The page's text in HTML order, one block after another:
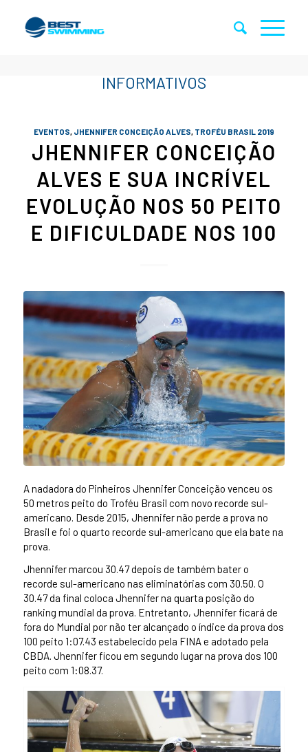
EVENTOS, JHENNIFER CONCEIÇÃO ALVES, TROFÉU BRASIL 2019
JHENNIFER CONCEIÇÃO
ALVES E SUA INCRÍVEL
EVOLUÇÃO NOS 50 PEITO
E DIFICULDADE NOS 100
A nadadora do Pinheiros Jhennifer Conceição venceu os
50 metros peito do Troféu Brasil com novo recorde sul-
americano. Desde 2015, Jhennifer não perde a prova no
Brasil e foi o quarto recorde sul-americano que ela bate na
prova.
Jhennifer marcou 30.47 depois de também bater o
recorde sul-americano nas eliminatórias com 30.50. O
30.47 da final coloca Jhennifer na quarta posição do
ranking mundial da prova. Entretanto, Jhennifer ficará de
fora do Mundial por não ter alcançado o índice da prova dos
100 peito 1:07.43 estabelecido pela FINA e adotado pela
CBDA. Jhennifer ficou em segundo lugar na prova dos 100
peito com 1:08.37.